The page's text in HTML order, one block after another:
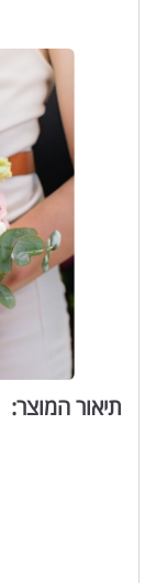
תיאור המוצר: